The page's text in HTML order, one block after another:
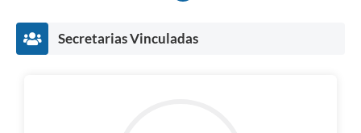
Secretarias Vinculadas